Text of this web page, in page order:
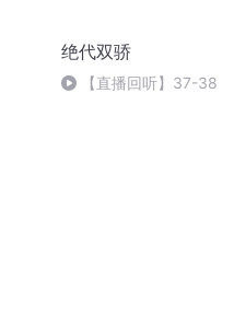
绝代双骄
【直播回听】37-38